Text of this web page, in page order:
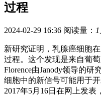
过程
2024-02-29 16:36 阅读量：
新研究证明，乳腺癌细胞
过程。这个发现是来自葡
Florence由Janody领导的
细胞中的新信号可能用于
2017年5月16日在网上发表